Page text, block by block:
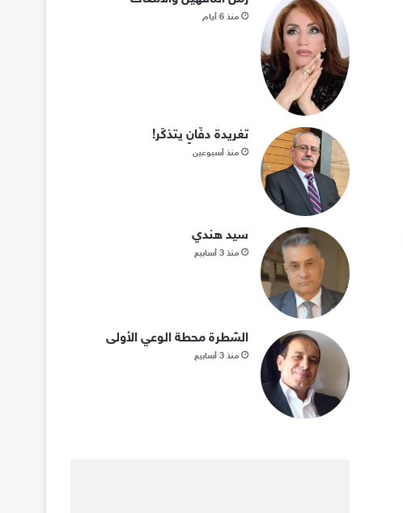
منذ 6 أيام
تغريدة دفّانٍ يتذكّر!
منذ أسبوعين
سيد هندي
منذ 3 أسابيع
الشطرة محطة الوعي الأولى
منذ 3 أسابيع